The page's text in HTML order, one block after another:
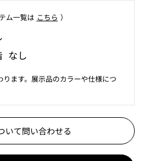
ム⼀覧は こちら ）
なし
ます。展示品のカラーや仕様につ
いて問い合わせる